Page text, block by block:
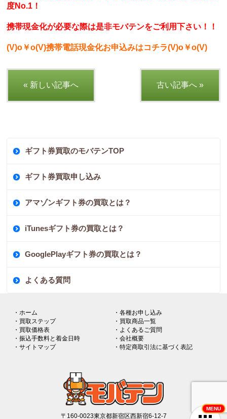
度No.1！
携帯現金化が必要な際は是非モバテンをご利用下さい！！
(V)o￥o(V)携帯電話現金化お申込みはコチラ(V)o￥o(V)
« 新しい記事へ 古い記事へ »
ギフト券買取のモバテンTOP
ギフト券買取申し込み
アマゾンギフト券の買取とは？
iTunesギフト券の買取とは？
GooglePlayギフト券の買取とは？
よくある質問
MENU
・ホーム
・買取ステップ
・買取価格表
・振込手数料と着金日時
・サイトマップ
・各種お申し込み
・買取商品一覧
・よくあるご質問
・会社概要
・特定商取引法に基づく表記
〒160-0023東京都新宿区西新宿6-12-7